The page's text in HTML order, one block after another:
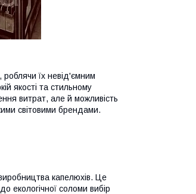
їх невід'ємним
якості та стильному
витрат, але й можливість
світовими брендами.
капелюхів. Це
екологічної соломи вибір